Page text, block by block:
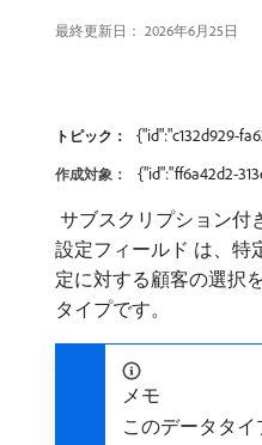
最終更新日： 2026年6月25日
トピック： {"id":"c132d929-
作成対象： {"id":"ff6a42d2-
サブスクリプション
設定フィールド ​は、特
定に対する顧客の選択
タイプです。
メモ
このデータタイ